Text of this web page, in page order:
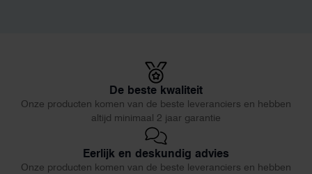
De beste kwaliteit
Onze producten komen van de beste leveranciers en hebben
altijd minimaal 2 jaar garantie
Eerlijk en deskundig advies
Onze producten komen van de beste leveranciers en hebben